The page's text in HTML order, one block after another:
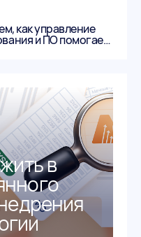
как управление
и ПО помогает
в